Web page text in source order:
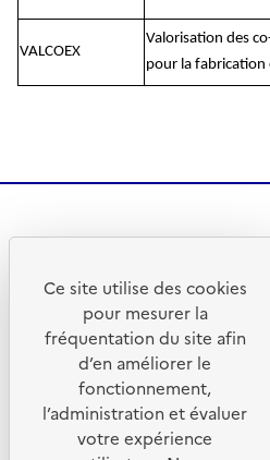
VALCOEX
Valorisation des
pour la fabrication
Ce site internet a été
objectif d’écoconception.
En savoir plus sur
ademe.fr
appelsprojetsrecherche.fr
data.gouv.fr
Ce site utilise des cookies
pour mesurer la
fréquentation du site afin
d’en améliorer le
fonctionnement,
l’administration et évaluer
votre expérience